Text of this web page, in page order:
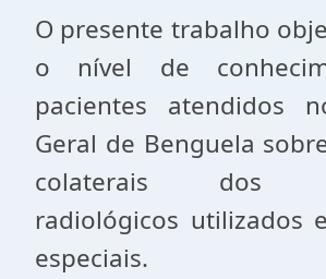
O presente trabalho
o nível de
pacientes atendidos
Geral de Benguela
colaterais dos
radiológicos utilizados
especiais.